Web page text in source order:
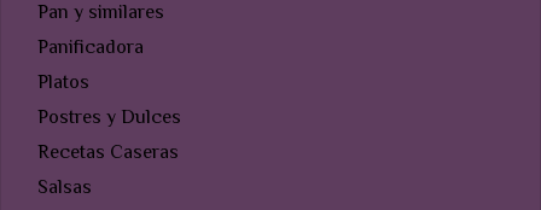
Pan y similares
Panificadora
Platos
Postres y Dulces
Recetas Caseras
Salsas